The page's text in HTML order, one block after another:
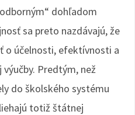
dohľadom
sa preto nazdávajú, že
o účelnosti, efektívnosti a
Predtým, než
do školského systému
totiž štátnej